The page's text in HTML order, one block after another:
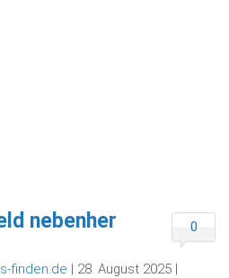
0
nebenher
finden.de | 28. August 2025 |